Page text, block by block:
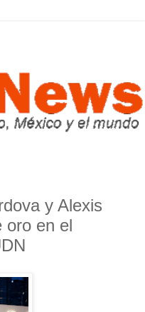
y Alexis
oro en el